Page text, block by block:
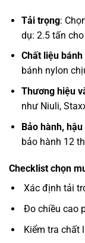
Tải trọng:
dụ: 2.5 tấn
Chất liệu bánh
bánh nylon
Thương hiệu
như Niuli,
Bảo hành,
bảo hành 12
Checklist chọn
Xác định tải
Đo chiều cao
Kiểm tra chất